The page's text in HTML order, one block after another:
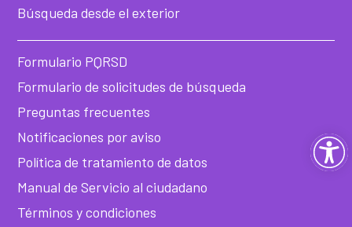
Búsqueda desde el exterior
Formulario PQRSD
Formulario de solicitudes de búsqueda
Preguntas frecuentes
Notificaciones por aviso
Política de tratamiento de datos
Manual de Servicio al ciudadano
Términos y condiciones